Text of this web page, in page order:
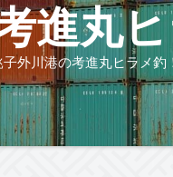
進丸
子外川港の考進丸ヒラメ釣